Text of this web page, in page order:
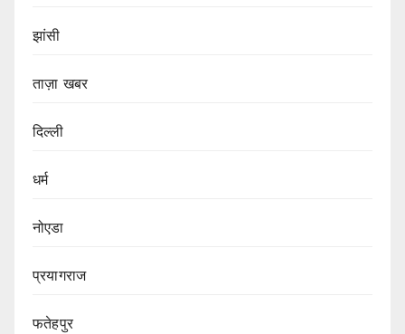
झांसी
ताज़ा खबर
दिल्ली
धर्म
नोएडा
प्रयागराज
फतेहपुर